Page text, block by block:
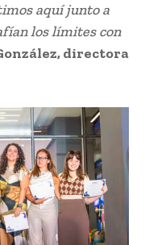
aquí junto a
los límites con
directora